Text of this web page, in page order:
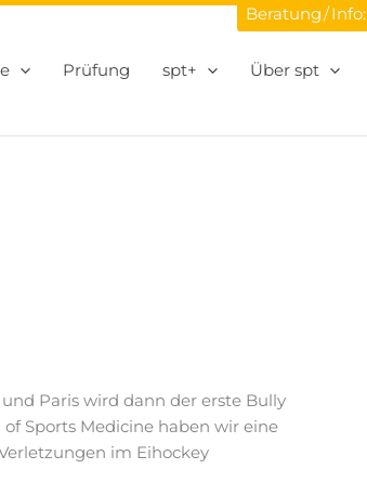
Beratung / Info:
Prüfung spt+ Über spt
Paris wird dann der erste Bully
Sports Medicine haben wir eine
im Eihockey